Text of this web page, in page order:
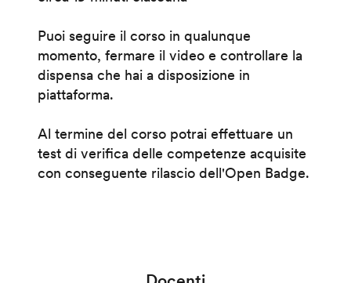
Puoi seguire il corso in qualunque
momento, fermare il video e controllare la
dispensa che hai a disposizione in
piattaforma.
Al termine del corso potrai effettuare un
test di verifica delle competenze acquisite
con conseguente rilascio dell'Open Badge.